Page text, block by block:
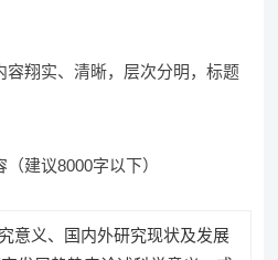
容翔实、清晰，层次分明，标题
建议8000字以下）
究意义、国内外研究现状及发展